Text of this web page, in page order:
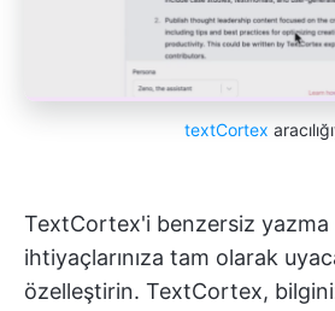
textCortex
TextCortex'i benzersiz yazma
ihtiyaçlarınıza tam olarak
özelleştirin. TextCortex,